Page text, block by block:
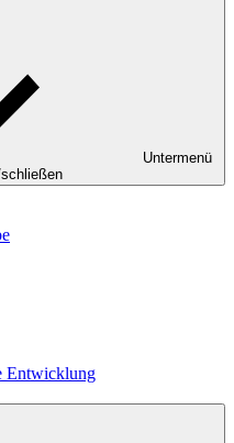
Untermenü
Entwicklung